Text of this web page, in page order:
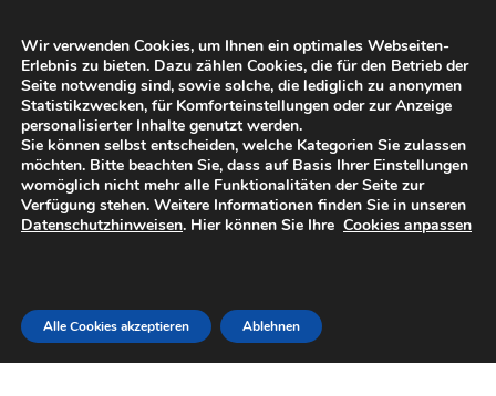
Inhalt
springen
DIESES INTERNET
Eine subjektive Sicht der Dinge
Menü
VERÖFFENTLICHT
AM
3. SEPTEMBER 2013VONFARINHO
Monsterlied
Wir verwenden Cookies, um Ihnen ein optimales Webseiten-
Erlebnis zu bieten. Dazu zählen Cookies, die für den Betrieb der
Seite notwendig sind, sowie solche, die lediglich zu anonymen
Statistikzwecken, für Komforteinstellungen oder zur Anzeige
personalisierter Inhalte genutzt werden.
Sie können selbst entscheiden, welche Kategorien Sie zulassen
möchten. Bitte beachten Sie, dass auf Basis Ihrer Einstellungen
womöglich nicht mehr alle Funktionalitäten der Seite zur
Verfügung stehen. Weitere Informationen finden Sie in unseren
Datenschutzhinweisen. Hier können Sie Ihre Cookies anpassen
Alle Cookies akzeptieren Ablehnen